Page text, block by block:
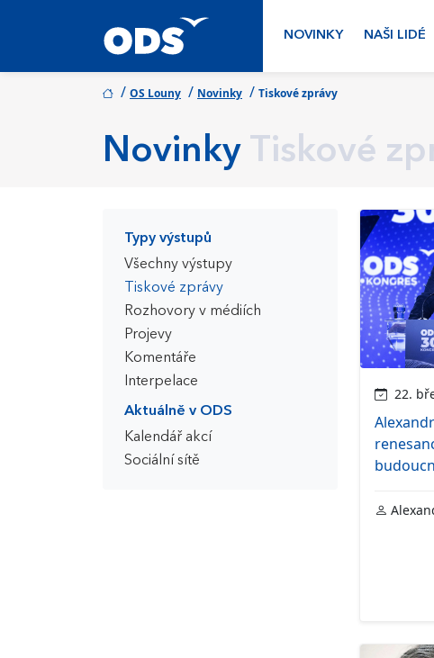
NOVINKY NAŠI LIDÉ
/ OS Louny / Novinky / Tiskové zprávy
Novinky Tiskové
Typy výstupů
Všechny výstupy
Tiskové zprávy
Rozhovory v médiích
Projevy
Komentáře
Interpelace
Aktuálně v ODS
Kalendář akcí
Sociální sítě
22.